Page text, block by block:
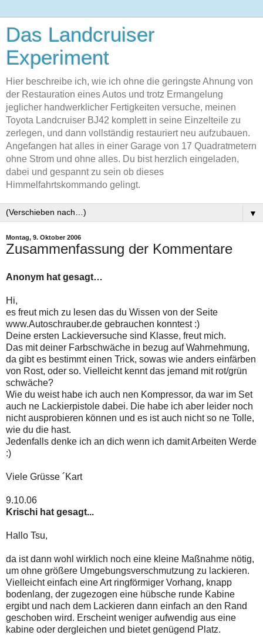
Das Landcruiser
Experiment
Hier beschreibe ich, wie ich ohne die geringste Ahnung von
der Restauration eines Autos und trotz Ermangelung
jeglicher handwerklicher Fertigkeiten versuche, meinen
Toyota Landcruiser BJ42 komplett in seine Einzelteile zu
zerlegen, und dann vollständig restauriert neu aufzubauen.
Angefangen hat alles in einer Garage von 17 Quadratmetern
ohne Strom und ohne alles. Du bist herzlich eingeladen,
dabei und gespannt zu sein ob dieses
Himmelfahrtskommando gelingt.
▼
Montag, 9. Oktober 2006
Zusammenfassung der Kommentare
Anonym hat gesagt…
Hi,
es freut mich zu lesen das du Wissen von der Seite
www.Autoschrauber.de gebrauchen konntest :)
Deine ersten Lackieversuche sind Klasse, freut mich.
Das mit deiner Farbschwäche in bezug auf Wahrnehmung,
da gibt es bestimmt einen Trick, sowas wie anders einfärben
von Rost, oder so. Vielleicht kennt das jemand mit rot/grün
schwäche?
Wie du weist habe ich auch nen Kompressor, da war im Set
auch ne Lackierpistole dabei. Die habe ich aber leider noch
nicht ausprobieren können und es ist auch nicht so ne Tolle,
wie du die hast.
Jedenfalls denke ich an dich wenn ich damit Arbeiten Werde
:)
Viele Grüsse ´Kart
9.10.06
Krischi hat gesagt...
Hallo Tsu,
da ist dann wohl wirklich noch eine kleine Maßnahme nötig,
um ohne größere Umgebungsverschmutzung zu lackieren.
Vielleicht einfach eine Art ringförmiger Vorhang, knapp
bodenlang, der zugezogen eine hübsche runde Kabine
ergibt und nach dem Lackieren dann einfach an den Rand
geschoben wird. Erscheint weniger aufwendig aus eine
kabine oder dergleichen und bietet genügend Platz.